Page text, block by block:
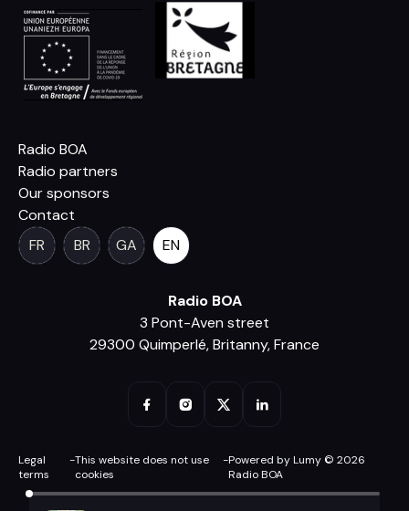
Radio BOA
Radio partners
Our sponsors
Contact
FR
BR GA EN
Radio BOA
3 Pont-Aven street
29300 Quimperlé, Britanny, France
Legal
terms
-This website does not use
cookies
-Powered by Lumy © 2026
Radio BOA